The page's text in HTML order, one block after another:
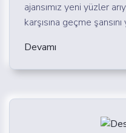
ajansımız yeni yüzler
karşısına geçme şansını
Devamı